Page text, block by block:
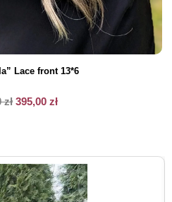
Lace front 13*6
zł 395,00 zł